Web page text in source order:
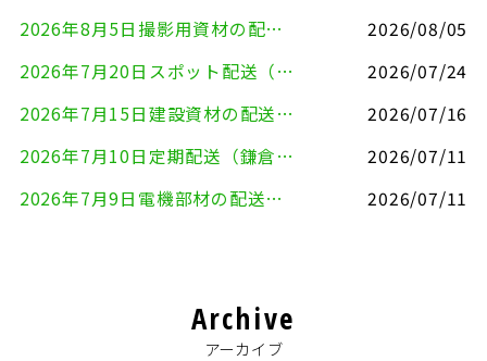
2026年8月5日撮影用資材の配送（鎌倉市⇒港区）
2026/08/05
2026年7月20日スポット配送（横浜市金沢区⇒愛知県豊川市）
2026/07/24
2026年7月15日建設資材の配送（横浜市金沢区⇒横須賀市）
2026/07/16
2026年7月10日定期配送（鎌倉市⇔大田区）
2026/07/11
2026年7月9日電機部材の配送（横浜市戸塚区⇒品川区）
2026/07/11
Archive
アーカイブ